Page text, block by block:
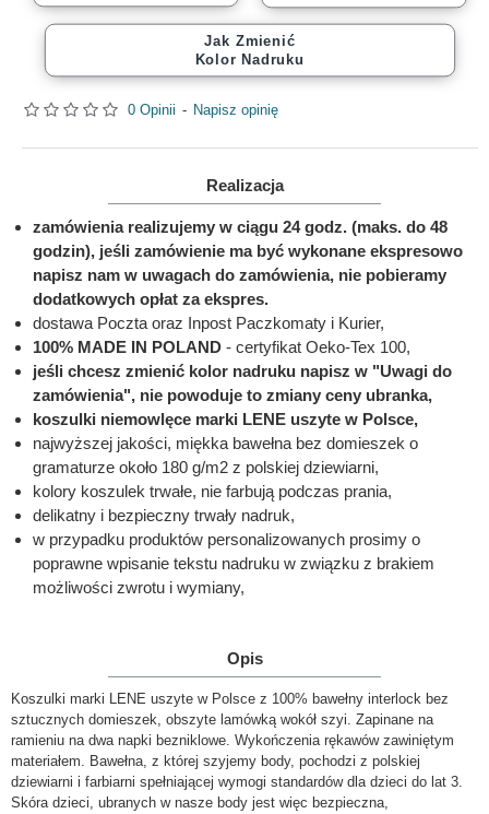
0 Opinii - Napisz opinię
Jak Zmienić
Kolor Nadruku
Realizacja
zamówienia realizujemy w ciągu 24 godz. (maks. do 48
godzin), jeśli zamówienie ma być wykonane ekspresowo
napisz nam w uwagach do zamówienia, nie pobieramy
dodatkowych opłat za ekspres.
dostawa Poczta oraz Inpost Paczkomaty i Kurier,
100% MADE IN POLAND - certyfikat Oeko-Tex 100,
jeśli chcesz zmienić kolor nadruku napisz w "Uwagi do
zamówienia", nie powoduje to zmiany ceny ubranka,
koszulki niemowlęce marki LENE uszyte w Polsce,
najwyższej jakości, miękka bawełna bez domieszek o
gramaturze około 180 g/m2 z polskiej dziewiarni,
kolory koszulek trwałe, nie farbują podczas prania,
delikatny i bezpieczny trwały nadruk,
w przypadku produktów personalizowanych prosimy o
poprawne wpisanie tekstu nadruku w związku z brakiem
możliwości zwrotu i wymiany,
Opis
Koszulki marki LENE uszyte w Polsce z 100% bawełny interlock bez
sztucznych domieszek, obszyte lamówką wokół szyi. Zapinane na
ramieniu na dwa napki bezniklowe. Wykończenia rękawów zawiniętym
materiałem. Bawełna, z której szyjemy body, pochodzi z polskiej
dziewiarni i farbiarni spełniającej wymogi standardów dla dzieci do lat 3.
Skóra dzieci, ubranych w nasze body jest więc bezpieczna,